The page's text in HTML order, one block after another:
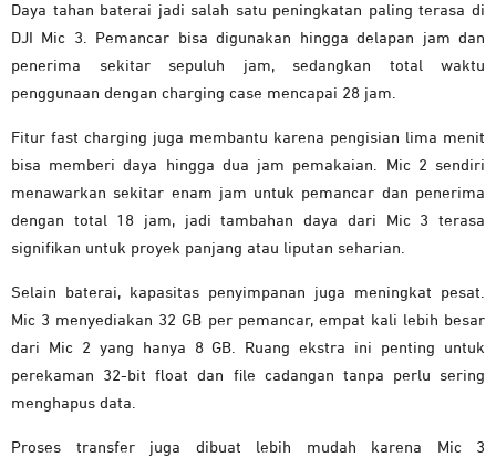
Daya tahan baterai jadi salah satu peningkatan paling terasa di
DJI Mic 3. Pemancar bisa digunakan hingga delapan jam dan
penerima sekitar sepuluh jam, sedangkan total waktu
penggunaan dengan charging case mencapai 28 jam.
Fitur fast charging juga membantu karena pengisian lima menit
bisa memberi daya hingga dua jam pemakaian. Mic 2 sendiri
menawarkan sekitar enam jam untuk pemancar dan penerima
dengan total 18 jam, jadi tambahan daya dari Mic 3 terasa
signifikan untuk proyek panjang atau liputan seharian.
Selain baterai, kapasitas penyimpanan juga meningkat pesat.
Mic 3 menyediakan 32 GB per pemancar, empat kali lebih besar
dari Mic 2 yang hanya 8 GB. Ruang ekstra ini penting untuk
perekaman 32-bit float dan file cadangan tanpa perlu sering
menghapus data.
Proses transfer juga dibuat lebih mudah karena Mic 3